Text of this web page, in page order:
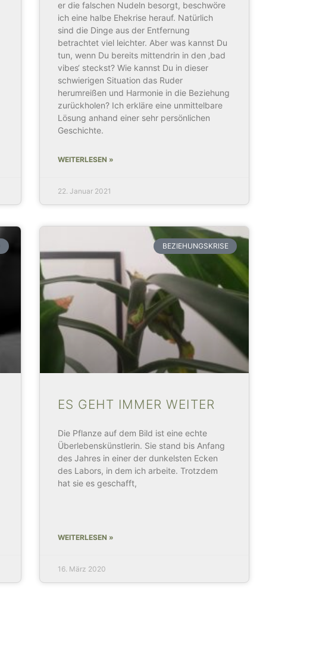
er die falschen Nudeln besorgt, beschwöre
ich eine halbe Ehekrise herauf. Natürlich
sind die Dinge aus der Entfernung
betrachtet viel leichter. Aber was kannst Du
tun, wenn Du bereits mittendrin in den ‚bad
vibes‘ steckst? Wie kannst Du in dieser
schwierigen Situation das Ruder
herumreißen und Harmonie in die Beziehung
zurückholen? Ich erkläre eine unmittelbare
Lösung anhand einer sehr persönlichen
Geschichte.
WEITERLESEN »
22. Januar 2021
BEZIEHUNGSKRISE
ES GEHT IMMER WEITER
Die Pflanze auf dem Bild ist eine echte
Überlebenskünstlerin. Sie stand bis Anfang
des Jahres in einer der dunkelsten Ecken
des Labors, in dem ich arbeite. Trotzdem
hat sie es geschafft,
WEITERLESEN »
16. März 2020